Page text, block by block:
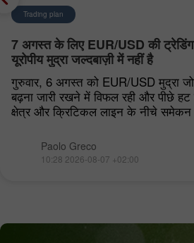
Trading plan
7 अगस्त के लिए EUR/USD की
यूरोपीय मुद्रा जल्दबाज़ी में नहीं है
गुरुवार, 6 अगस्त को EUR/USD मुद्रा
बढ़ना जारी रखने में विफल रही और पीछे
क्षेत्र और क्रिटिकल लाइन के नीचे समेकन
Paolo Greco
10:28 2026-08-07 +02:00